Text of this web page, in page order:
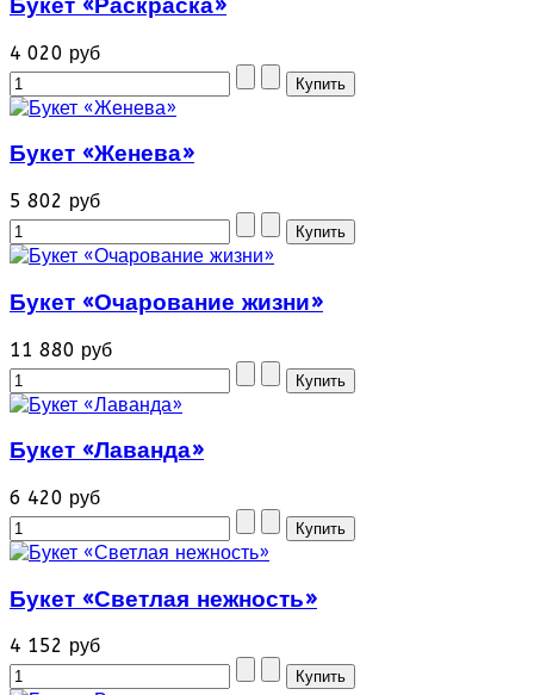
Букет «Раскраска»
4 020 руб
Букет «Женева»
5 802 руб
Букет «Очарование жизни»
11 880 руб
Букет «Лаванда»
6 420 руб
Букет «Светлая нежность»
4 152 руб